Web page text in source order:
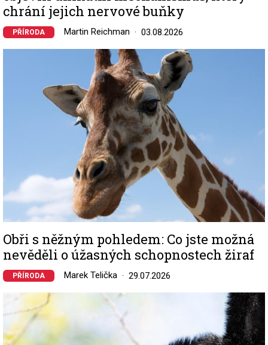
chrání jejich nervové buňky
PŘÍRODA Martin Reichman 03.08.2026
Obři s něžným pohledem: Co jste možná
nevěděli o úžasných schopnostech žiraf
PŘÍRODA Marek Telička 29.07.2026
Image